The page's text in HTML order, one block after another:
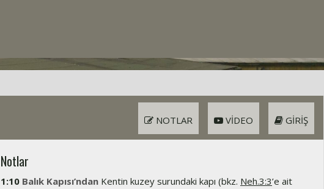
GIRIŞ
VIDEO
NOTLAR
Notlar
1:10 Balık Kapısı’ndan Kentin kuzey surundaki kapı (bkz. Neh.3:3’e ait